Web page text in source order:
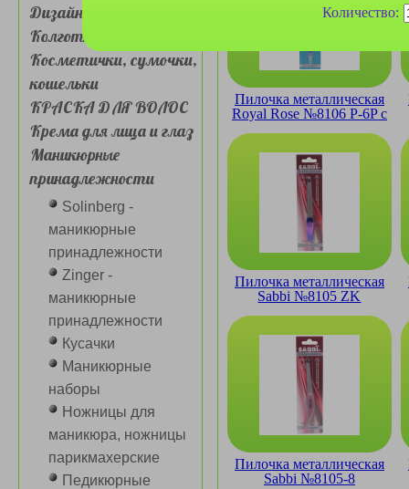
Количество:
Дизайн для ногтей
Колготки, носочки
Косметички, сумочки,
кошельки
КРАСКА ДЛЯ ВОЛОС
Крема для лица и глаз
Маникюрные
принадлежности
Solinberg -
маникюрные
принадлежности
Zinger -
маникюрные
принадлежности
Кусачки
Маникюрные
наборы
Ножницы для
маникюра, ножницы
парикмахерские
Педикюрные
Пилочка металлическая
Royal Rose №8106 P-6P с
Пилочка металлическая
Sabbi №8105 ZK
Пилочка металлическая
Sabbi №8105-8